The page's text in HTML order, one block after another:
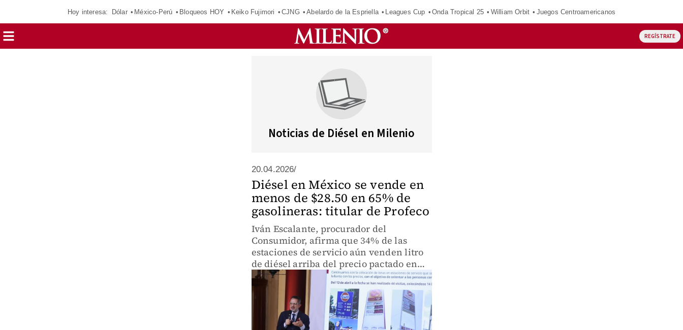
Hoy interesa: Dólar México-Perú Bloqueos HOY Keiko Fujimori CJNG Abelardo de la Espriella Leagues Cup Onda Tropical 25 William Orbit Juegos Centroamericanos
REGÍSTRATE
Noticias de Diésel en Milenio
20.04.2026/
Diésel en México se vende en
menos de $28.50 en 65% de
gasolineras: titular de Profeco
Iván Escalante, procurador del
Consumidor, afirma que 34% de las
estaciones de servicio aún venden litro
de diésel arriba del precio pactado en
México.